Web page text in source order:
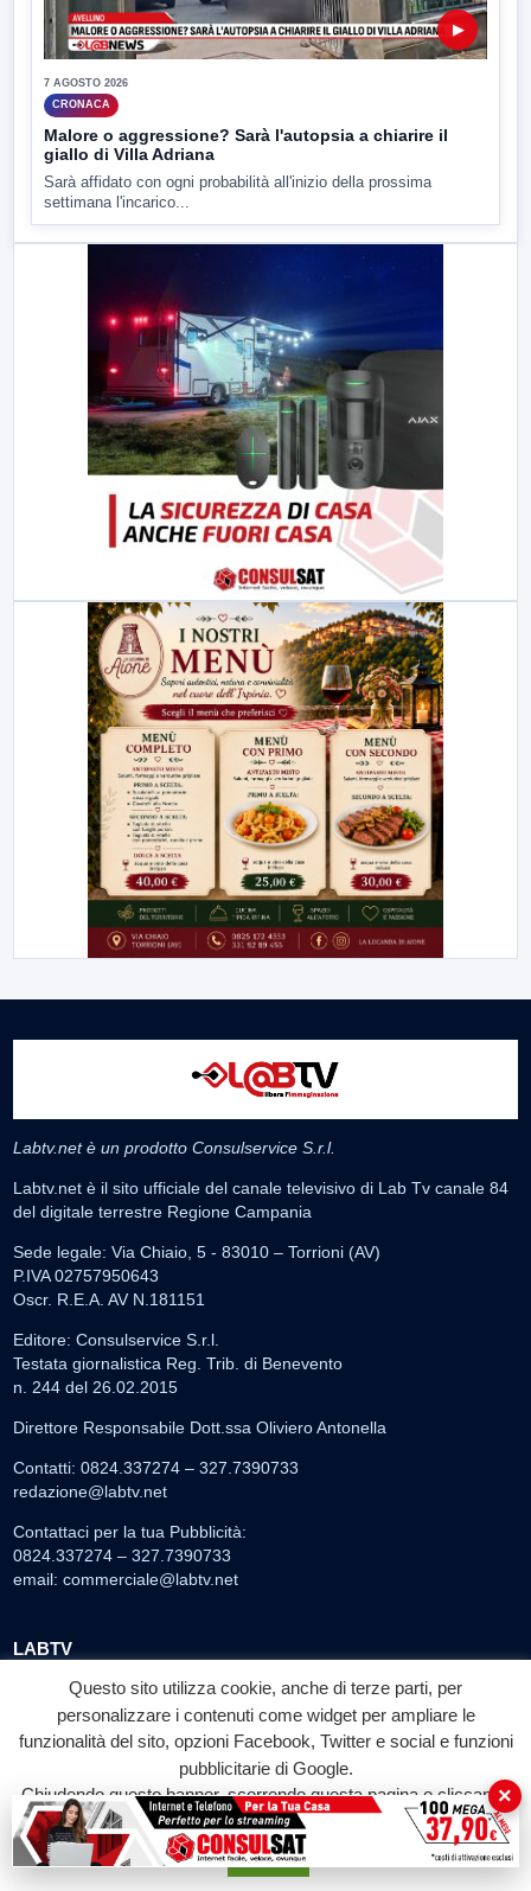
▶
7 AGOSTO 2026
CRONACA
Malore o aggressione? Sarà l'autopsia a chiarire il
giallo di Villa Adriana
Sarà affidato con ogni probabilità all'inizio della prossima
settimana l'incarico...
Labtv.net è un prodotto Consulservice S.r.l.
Labtv.net è il sito ufficiale del canale televisivo di Lab Tv canale 84
del digitale terrestre Regione Campania
Sede legale: Via Chiaio, 5 - 83010 – Torrioni (AV)
P.IVA 02757950643
Oscr. R.E.A. AV N.181151
Editore: Consulservice S.r.l.
Testata giornalistica Reg. Trib. di Benevento
n. 244 del 26.02.2015
Direttore Responsabile Dott.ssa Oliviero Antonella
Contatti: 0824.337274 – 327.7390733
redazione@labtv.net
Contattaci per la tua Pubblicità:
0824.337274 – 327.7390733
email: commerciale@labtv.net
LABTV
Palinsesto
Privacy Policy
Programmi TV
Doppio Taglio
Free sport
Questo sito utilizza cookie, anche di terze parti, per
personalizzare i contenuti come widget per ampliare le
funzionalità del sito, opzioni Facebook, Twitter e social e funzioni
pubblicitarie di Google.
Chiudendo questo banner, scorrendo questa pagina o cliccando
su qualunque suo elemento acconsenti all'uso dei cookie.
Accetta
×